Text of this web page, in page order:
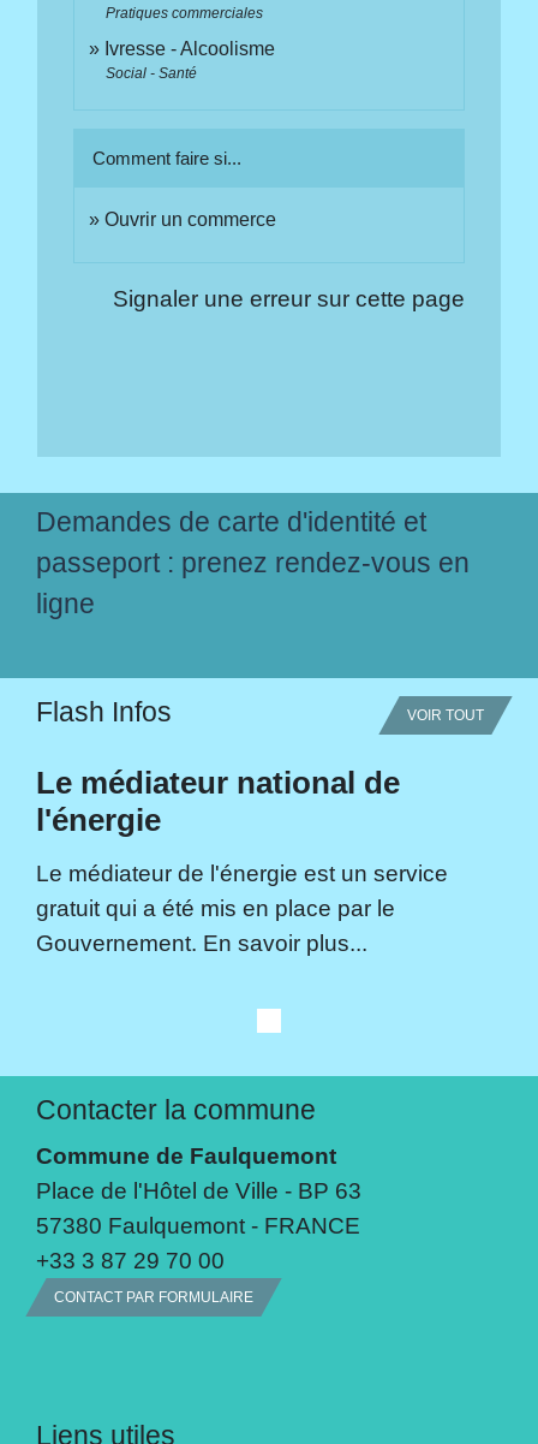
Pratiques commerciales
Ivresse - Alcoolisme
Social - Santé
Comment faire si...
Ouvrir un commerce
Signaler une erreur sur cette page
Demandes de carte d'identité et
passeport : prenez rendez-vous en
ligne
Flash Infos VOIR TOUT
Le médiateur national de
l'énergie
Le médiateur de l'énergie est un service
gratuit qui a été mis en place par le
Gouvernement. En savoir plus...
Contacter la commune
Commune de Faulquemont
Place de l'Hôtel de Ville - BP 63
57380 Faulquemont - FRANCE
+33 3 87 29 70 00
CONTACT PAR FORMULAIRE
Liens utiles